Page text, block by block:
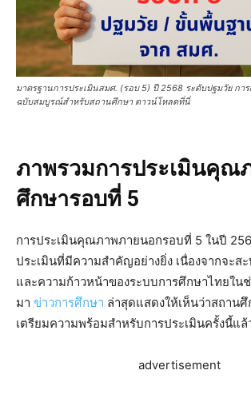
มาตรฐานการประเมินสมศ. (รอบ 5) ปี 2568 ระดับปฐมวัย ก
ฉบับสมบูรณ์สำหรับสถานศึกษา ดาวน์โหลดที่นี่
ภาพรวมการประเมินคุณ
ศึกษารอบที่ 5
การประเมินคุณภาพภายนอกรอบที่ 5 ในปี
ประเมินที่มีความสำคัญอย่างยิ่ง เนื่องจากจะส
และความก้าวหน้าของระบบการศึกษาไทยใน
มา ข่าวการศึกษา ล่าสุดแสดงให้เห็นว่าสถานศึ
เตรียมความพร้อมสำหรับการประเมินครั้งนี้แล้
advertisement